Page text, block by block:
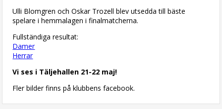
Ulli Blomgren och Oskar Trozell blev utsedda till bäste
spelare i hemmalagen i finalmatcherna.
Fullständiga resultat:
Damer
Herrar
Vi ses i Täljehallen 21-22 maj!
Fler bilder finns på klubbens facebook.